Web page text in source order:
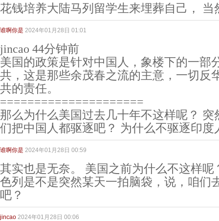
花钱培养大陆马列留学生来埋葬自己， 当
谁啊你是 2024年01月28日 01:01
jincao 44分钟前
美国的政策是针对中国人，象楼下的一部
共，这是那些余茂春之流的主意，一切反
共的责任。
=====================
那么为什么美国过去几十年不这样呢？
们把中国人都驱逐吧？ 为什么不驱逐印度
谁啊你是 2024年01月28日 00:59
其实也是无奈。 美国之前为什么不这样呢
色列是不是突然某天一拍脑袋，说，咱们
吧？
jincao 2024年01月28日 00:06